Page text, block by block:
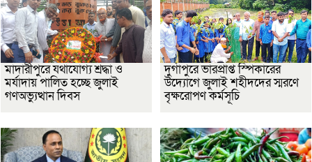
মাদারীপুরে যথাযোগ্য শ্রদ্ধা ও
মর্যাদায় পালিত হচ্ছে জুলাই
গণঅভ্যুত্থান দিবস
দুর্গাপুরে ভারপ্রাপ্ত স্পিকারের
উদ্যোগে জুলাই শহীদদের স্মরণে
বৃক্ষরোপণ কর্মসূচি